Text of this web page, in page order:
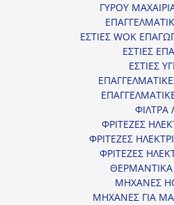
ΓΥΡΟΥ
ΕΣΤΙΕΣ WOK
ΕΣΤΙΕΣ
ΕΣΤΙΕΣ
ΦΙΛΤΡΑ
ΦΡΙΤΕΖΕΣ
ΦΡΙΤΕΖΕΣ
ΦΡΙΤΕΖΕΣ
ΜΗΧΑΝΕΣ
ΜΗΧΑΝΕΣ ΓΙΑ